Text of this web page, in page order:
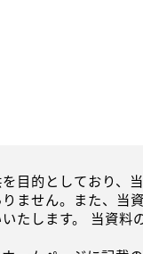
目的としており、
ません。また、当
たします。 当資料